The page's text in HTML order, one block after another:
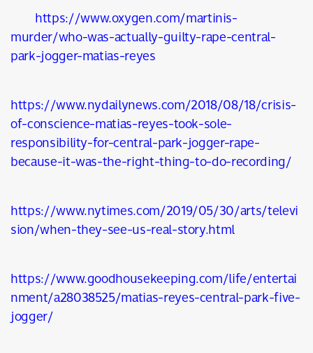
https://www.oxygen.com/martinis-
murder/who-was-actually-guilty-rape-central-
park-jogger-matias-reyes
https://www.nydailynews.com/2018/08/18/crisis-
of-conscience-matias-reyes-took-sole-
responsibility-for-central-park-jogger-rape-
because-it-was-the-right-thing-to-do-recording/
https://www.nytimes.com/2019/05/30/arts/televi
sion/when-they-see-us-real-story.html
https://www.goodhousekeeping.com/life/entertai
nment/a28038525/matias-reyes-central-park-five-
jogger/